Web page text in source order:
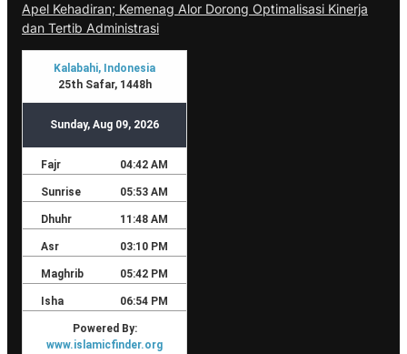
Apel Kehadiran; Kemenag Alor Dorong Optimalisasi Kinerja
dan Tertib Administrasi